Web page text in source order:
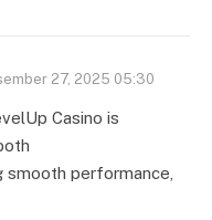
27, 2025 05:30
Casino is
smooth performance,